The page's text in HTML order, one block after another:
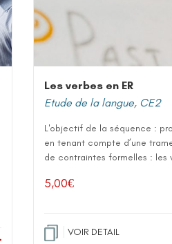
Les verbes en ER
Etude de la langue, CE2
L'objectif de la séquence :
en tenant compte d’une
de contraintes formelles : les
5,00€
VOIR DETAIL